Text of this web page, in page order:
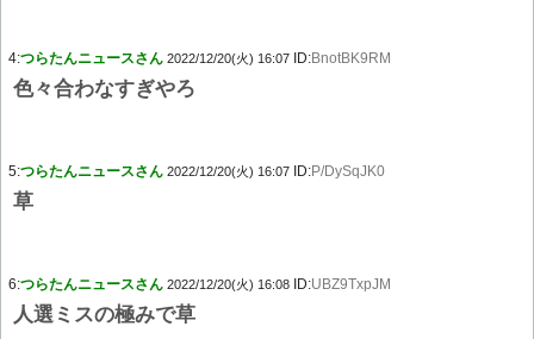
4:つらたんニュースさん 2022/12/20(火) 16:07 ID:BnotBK9RM
色々合わなすぎやろ
5:つらたんニュースさん 2022/12/20(火) 16:07 ID:P/DySqJK0
草
6:つらたんニュースさん 2022/12/20(火) 16:08 ID:UBZ9TxpJM
人選ミスの極みで草